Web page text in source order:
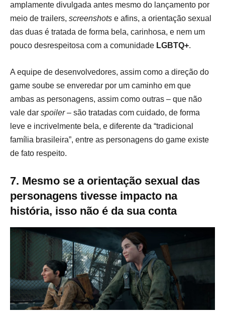
amplamente divulgada antes mesmo do lançamento por
meio de trailers, screenshots e afins, a orientação sexual
das duas é tratada de forma bela, carinhosa, e nem um
pouco desrespeitosa com a comunidade LGBTQ+.
A equipe de desenvolvedores, assim como a direção do
game soube se enveredar por um caminho em que
ambas as personagens, assim como outras – que não
vale dar spoiler– são tratadas com cuidado, de forma
leve e incrivelmente bela, e diferente da “tradicional
família brasileira”, entre as personagens do game existe
de fato respeito.
7. Mesmo se a orientação sexual das
personagens tivesse impacto na
história, isso não é da sua conta